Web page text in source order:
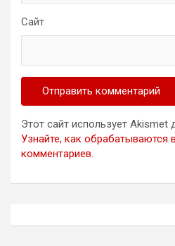
Сайт
Этот сайт использует
Узнайте, как обрабатываются
комментариев.